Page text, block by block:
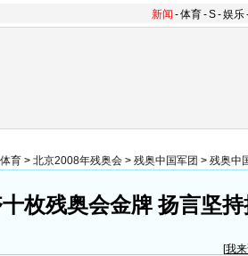
新闻 -体育-S-娱乐
育 > 北京2008年残奥会 > 残奥中国军团 > 残奥中
枚残奥会金牌 扬言坚
[我